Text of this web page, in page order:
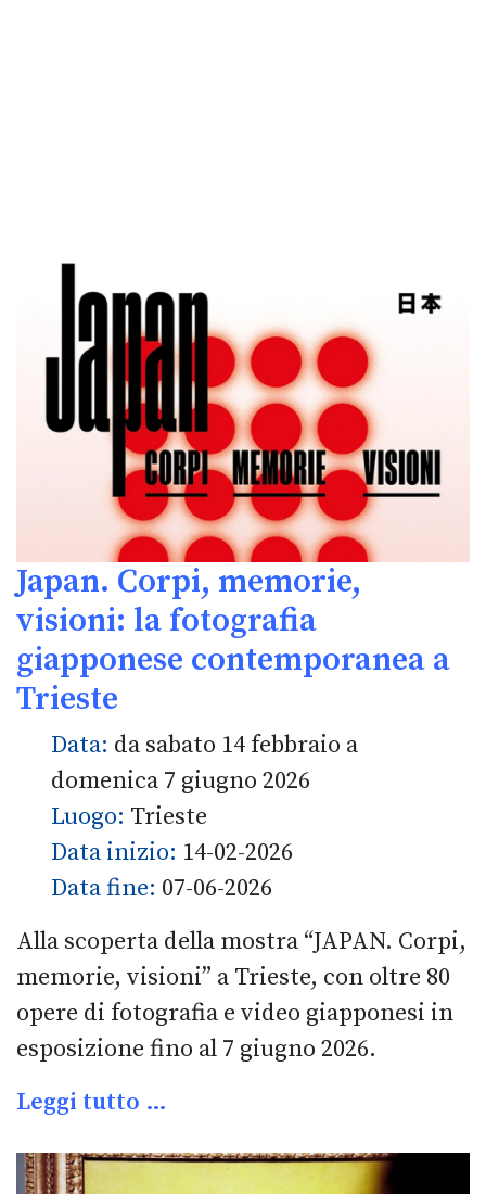
Japan. Corpi, memorie,
visioni: la fotografia
giapponese contemporanea a
Trieste
Data: da sabato 14 febbraio a
domenica 7 giugno 2026
Luogo: Trieste
Data inizio: 14-02-2026
Data fine: 07-06-2026
Alla scoperta della mostra “JAPAN. Corpi,
memorie, visioni” a Trieste, con oltre 80
opere di fotografia e video giapponesi in
esposizione fino al 7 giugno 2026.
Leggi tutto …